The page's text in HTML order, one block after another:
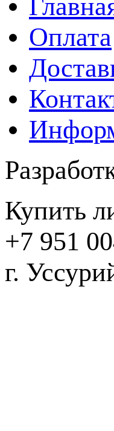
Оплата
Купить
+7 951
г.